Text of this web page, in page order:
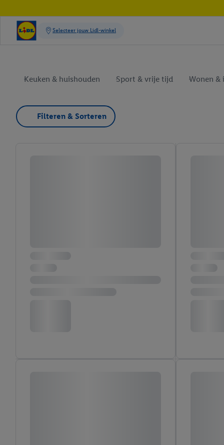
Keuken & huishouden Sport & vrije tijd Wonen &
Filteren & Sorteren